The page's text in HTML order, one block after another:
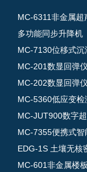
MC-6311非金属超
多功能同步升降机
MC-7130位移式沉
MC-201数显回弹仪
MC-202数显回弹仪
MC-5360低应变检
MC-JUT900数字
MC-7355便携式
EDG-1S 土壤无核
MC-601非金属楼